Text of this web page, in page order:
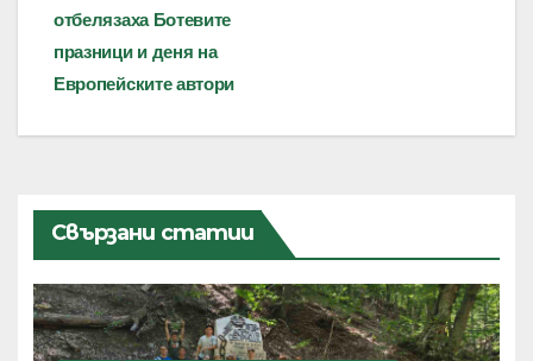
отбелязаха Ботевите
празници и деня на
Европейските автори
Свързани статии